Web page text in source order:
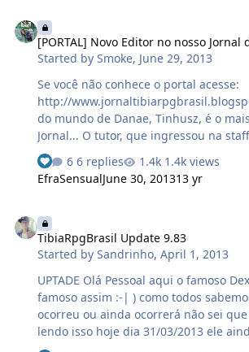
2º lugar: 40kk 3º lugar: 20kk Os 3 melhores vÃ­deos foram
escolhidos, e os vencedores foram: Zjadacz Drayner em
1º Lugar. Leon Maverick em 2º Lugar. Fallashion Shian
em 3º Lugar. Ai vai uma SS do
[PORTAL] Novo Editor no nosso Jornal
Started bySmoke, June 29, 2013
Se você não conhece o portal acesse:
http://
do mundo de Danae, Tinhusz, é o
Jornal... O tutor, que ingressou na staff no mês de
setembro de 2012, para ser mais exato
o novo editor do Jornal TibiaRPGBrasil. "Desde minha
entrada na staff eu venho dando meu
sabedoria no servidor para os players
antigos e também para meus
Ultimamente não tenho tido muito
equipe in game, portanto eu previ que
estar 100% com os players e meus
game, posso…
6 replies
1.4k views
EfraSensualJune 30, 201313 yr
TibiaRpgBrasil Update 9.83
Started bySandrinho,April 1, 2013
UPTADE Olá Pessoal aqui o famoso Dexter (nem tão
famoso assim :-| ) como todos
ocorreu ou ainda ocorrerá não sei
lendo isso hoje dia 31/03/2013 ele
mais será inevidatavel estou nesse